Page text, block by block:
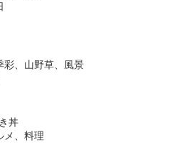
彩、山野草、風景
丼
メ、料理